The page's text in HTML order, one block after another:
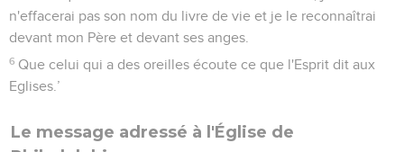
n'effacerai pas son nom du livre de vie et je le reconnaîtrai
devant mon Père et devant ses anges.
6 Que celui qui a des oreilles écoute ce que l'Esprit dit aux
Eglises.’
Le message adressé à l'Église de